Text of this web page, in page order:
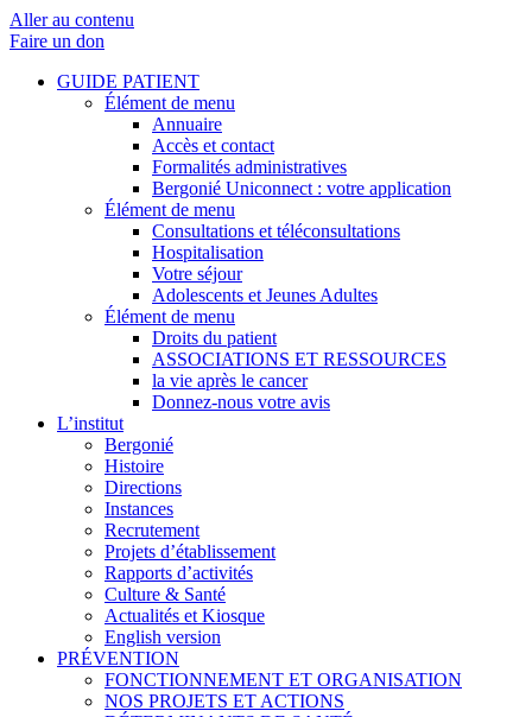
Aller au contenu
Faire un don
GUIDE PATIENT
Élément de menu
Annuaire
Accès et contact
Formalités administratives
Bergonié Uniconnect : votre application
Élément de menu
Consultations et téléconsultations
Hospitalisation
Votre séjour
Adolescents et Jeunes Adultes
Élément de menu
Droits du patient
ASSOCIATIONS ET RESSOURCES
la vie après le cancer
Donnez-nous votre avis
L’institut
Bergonié
Histoire
Directions
Instances
Recrutement
Projets d’établissement
Rapports d’activités
Culture & Santé
Actualités et Kiosque
English version
PRÉVENTION
FONCTIONNEMENT ET ORGANISATION
NOS PROJETS ET ACTIONS